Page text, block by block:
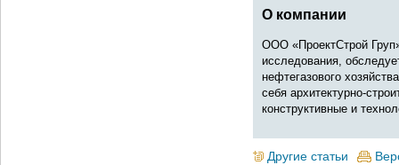
О компании
ООО «ПроектСтрой Груп»
исследования,
нефтегазового
себя архитектурно-
конструктивные и
Другие статьи